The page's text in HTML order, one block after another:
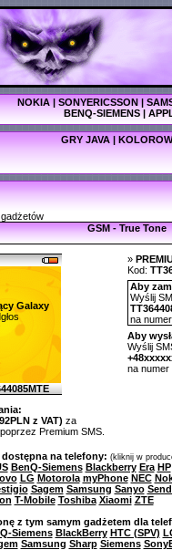
NOKIA|SONYERICSSON|
BENQ-SIEMENS|
GRY JAVA |
GSM - True Tone
Galaxy
z VAT) za
Premium SMS.
»
Kod:
Aby
Wyślij
na
Aby
Wyślij
na numer
dostępna na telefony: (kliknij w
BenQ-Siemens Blackberry Era HP
LG Motorola myPhone NEC
Sagem Samsung Sanyo
T-Mobile Toshiba Xiaomi ZTE
z tym samym gadżetem dla
Siemens BlackBerry HTC (SPV)
Samsung Sharp Siemens